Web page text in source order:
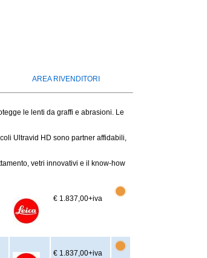
AREA RIVENDITORI
le lenti da graffi e abrasioni. Le
Ultravid HD sono partner affidabili,
vetri innovativi e il know-how
€ 1.837,00+iva
€ 1.837,00+iva